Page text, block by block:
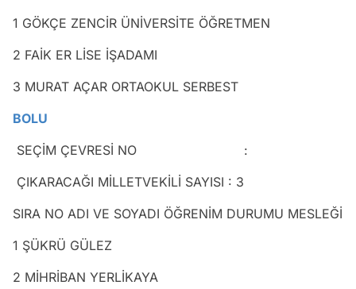
1 GÖKÇE ZENCİR ÜNİVERSİTE ÖĞRETMEN
2 FAİK ER LİSE İŞADAMI
3 MURAT AÇAR ORTAOKUL SERBEST
BOLU
SEÇİM ÇEVRESİ NO :
ÇIKARACAĞI MİLLETVEKİLİ SAYISI : 3
SIRA NO ADI VE SOYADI ÖĞRENİM DURUMU MESLEĞİ
1 ŞÜKRÜ GÜLEZ
2 MİHRİBAN YERLİKAYA